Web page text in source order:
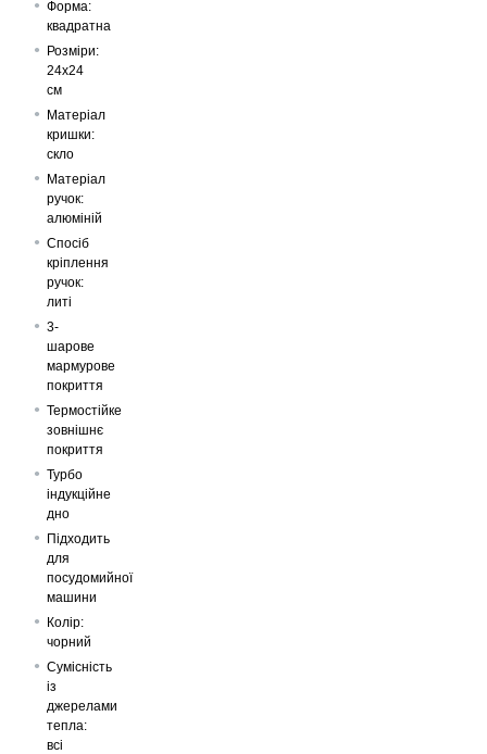
Форма:
квадратна
Розміри:
24х24
см
Матеріал
кришки:
скло
Матеріал
ручок:
алюміній
Спосіб
кріплення
ручок:
литі
3-
шарове
мармурове
покриття
Термостійке
зовнішнє
покриття
Турбо
індукційне
дно
Підходить
для
посудомийної
машини
Колір:
чорний
Сумісність
із
джерелами
тепла:
всі